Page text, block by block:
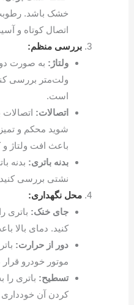
خشک باشد. رطوبت
اتصال کوتاه و
بررسی منظم:
ولتاژ: به صورت
است.
اتصالات:
شوید محکم و
باعث افت ولتاژ
بدنه باتری: بدنه
نشتی بررسی
محل نگهداری:
جای خنک: باتری
کنید. دمای بالا
دور از حرارت:
موتور خودرو قرار
تسطیح: باتری
کردن آن خودداری